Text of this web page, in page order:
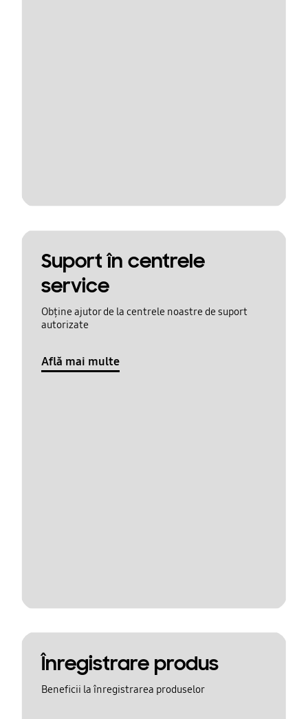
Suport în centrele
service
Obține ajutor de la centrele noastre de suport
autorizate
Află mai multe
Înregistrare produs
Beneficii la înregistrarea produselor